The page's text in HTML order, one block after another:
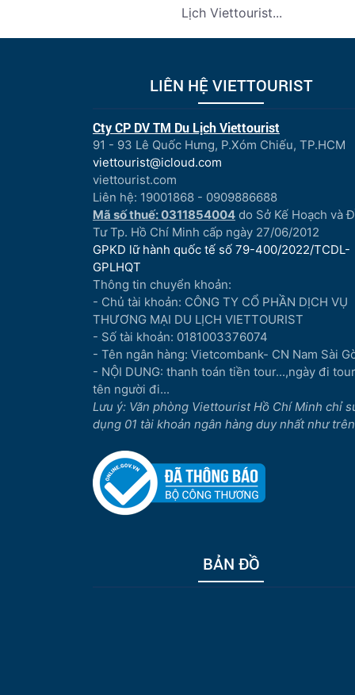
Lịch Viettourist...
LIÊN HỆ VIETTOURIST
Cty CP DV TM Du Lịch Viettourist
91 - 93 Lê Quốc Hưng, P.Xóm Chiếu, TP.HCM
viettourist@icloud.com
viettourist.com
Liên hệ: 19001868 - 0909886688
Mã số thuế: 0311854004 do Sở Kế Hoạch và
Tư Tp. Hồ Chí Minh cấp ngày 27/06/2012
GPKD lữ hành quốc tế số 79-400/2022/TCDL-
GPLHQT
Thông tin chuyển khoản:
- Chủ tài khoản: CÔNG TY CỔ PHẦN DỊCH VỤ
THƯƠNG MẠI DU LỊCH VIETTOURIST
- Số tài khoản: 0181003376074
- Tên ngân hàng: Vietcombank- CN Nam Sài
- NỘI DUNG: thanh toán tiền tour...,ngày đi
tên người đi...
Lưu ý: Văn phòng Viettourist Hồ Chí Minh chỉ
dụng 01 tài khoản ngân hàng duy nhất như
BẢN ĐỒ